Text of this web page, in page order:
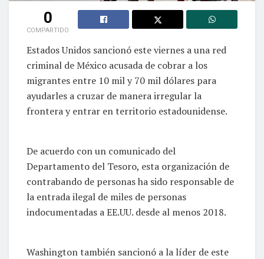
0
COMPARTIDO
Estados Unidos sancionó este viernes a una red
criminal de México acusada de cobrar a los
migrantes entre 10 mil y 70 mil dólares para
ayudarles a cruzar de manera irregular la
frontera y entrar en territorio estadounidense.
De acuerdo con un comunicado del
Departamento del Tesoro, esta organización de
contrabando de personas ha sido responsable de
la entrada ilegal de miles de personas
indocumentadas a EE.UU. desde al menos 2018.
Washington también sancionó a la líder de este